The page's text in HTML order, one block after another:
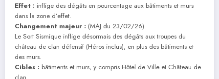
Effet : inflige des dégâts en pourcentage aux bâtiments et murs
dans la zone d’effet.
Changement majeur : (MAJ du 23/02/26)
Le Sort Sismique inflige désormais des dégâts aux troupes du
château de clan défensif (Héros inclus), en plus des bâtiments et
des murs.
Cibles : bâtiments et murs, y compris Hôtel de Ville et Château de